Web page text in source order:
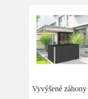
Vyvýšené záhony